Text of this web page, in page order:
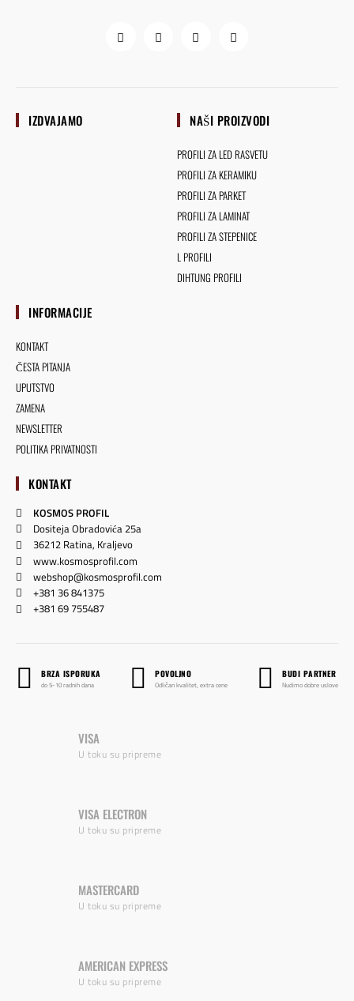
IZDVAJAMO NAŠI PROIZVODI
PROFILI ZA LED RASVETU
PROFILI ZA KERAMIKU
PROFILI ZA PARKET
PROFILI ZA LAMINAT
PROFILI ZA STEPENICE
L PROFILI
DIHTUNG PROFILI
INFORMACIJE
KONTAKT
ČESTA PITANJA
UPUTSTVO
ZAMENA
NEWSLETTER
POLITIKA PRIVATNOSTI
KONTAKT
KOSMOS PROFIL
Dositeja Obradovića 25a
36212 Ratina, Kraljevo
www.kosmosprofil.com
webshop@kosmosprofil.com
+381 36 841375
+381 69 755487
BRZA ISPORUKA
do 5-10 radnih dana
POVOLJNO
Odličan kvalitet, extra cene
BUDI PARTNER
Nudimo dobre uslove
VISA
U toku su pripreme
VISA ELECTRON
U toku su pripreme
MASTERCARD
U toku su pripreme
AMERICAN EXPRESS
U toku su pripreme